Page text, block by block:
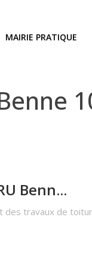
MAIRIE PRATIQUE
Benn...
des travaux de